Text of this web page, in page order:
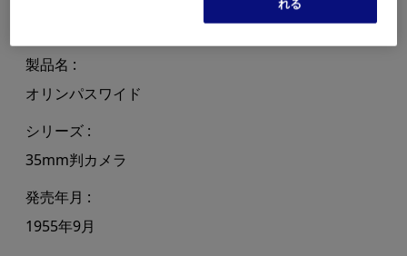
製品名
オリンパスワイド
シリーズ
35mm判カメラ
発売年月
1955年9月
れる